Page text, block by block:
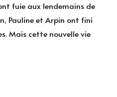
fuie aux lendemains de
Pauline et Arpin ont fini
Mais cette nouvelle vie